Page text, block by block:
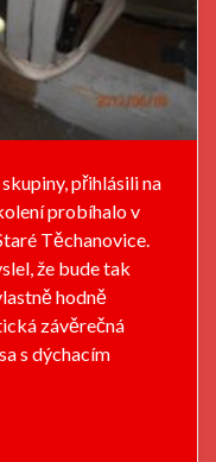
přihlásili na
probíhalo v
Těchanovice.
že bude tak
hodně
závěrečná
s dýchacím